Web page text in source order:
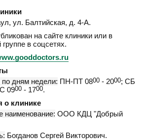
, ул. Балтийская, д. 4-А.
на сайте клиники или в
в соцсетях.
дням недели: ПН-ПТ 0800 - 2000; СБ
0900 - 1700.
о клинике
наименование: ООО КДЦ "Добрый
Богданов Сергей Викторович.